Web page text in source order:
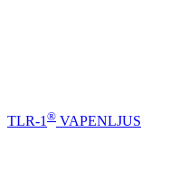
TLR-1 ® VAPENLJUS